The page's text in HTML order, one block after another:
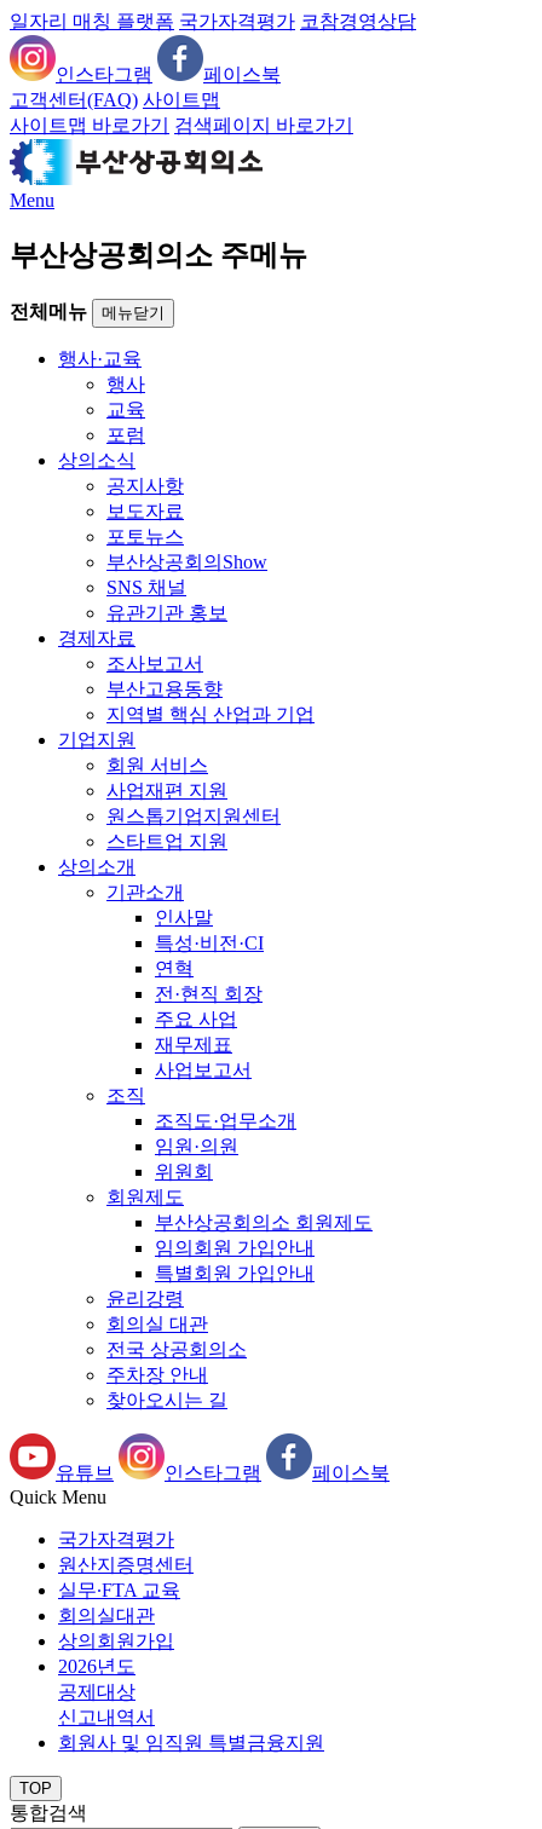
일자리 매칭 플랫폼 국가자격평가 코참경영상담
인스타그램
페이스북
고객센터(FAQ) 사이트맵
사이트맵 바로가기
검색페이지 바로가기
Menu
부산상공회의소 주메뉴
전체메뉴 메뉴닫기
행사·교육
행사
교육
포럼
상의소식
공지사항
보도자료
포토뉴스
부산상공회의Show
SNS 채널
유관기관 홍보
경제자료
조사보고서
부산고용동향
지역별 핵심 산업과 기업
기업지원
회원 서비스
사업재편 지원
원스톱기업지원센터
스타트업 지원
상의소개
기관소개
인사말
특성·비전·CI
연혁
전·현직 회장
주요 사업
재무제표
사업보고서
조직
조직도·업무소개
임원·의원
위원회
회원제도
부산상공회의소 회원제도
임의회원 가입안내
특별회원 가입안내
윤리강령
회의실 대관
전국 상공회의소
주차장 안내
찾아오시는 길
유튜브 인스타그램
페이스북
Quick Menu
국가자격평가
원산지증명센터
실무∙FTA 교육
회의실대관
상의회원가입
2026년도
공제대상
신고내역서
회원사 및 임직원 특별금융지원
TOP
통합검색